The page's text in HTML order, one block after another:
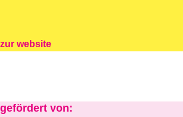
zur website
gefördert von: